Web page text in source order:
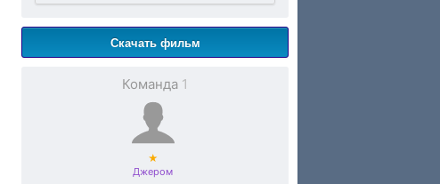
Скачать фильм
Команда 1
★
Джером